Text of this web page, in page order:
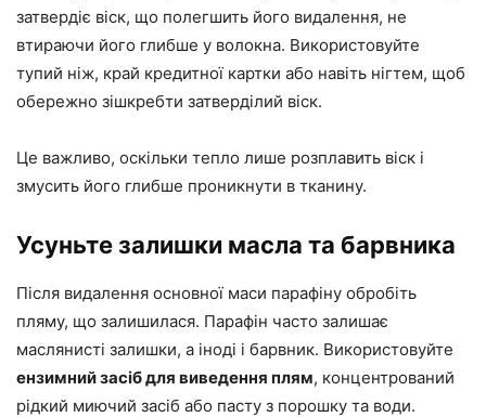
затвердіє віск, що полегшить його видалення, не
втираючи його глибше у волокна. Використовуйте
тупий ніж, край кредитної картки або навіть нігтем, щоб
обережно зішкребти затверділий віск.
Це важливо, оскільки тепло лише розплавить віск і
змусить його глибше проникнути в тканину.
Усуньте залишки масла та барвника
Після видалення основної маси парафіну обробіть
пляму, що залишилася. Парафін часто залишає
маслянисті залишки, а іноді і барвник. Використовуйте
ензимний засіб для виведення плям, концентрований
рідкий миючий засіб або пасту з порошку та води.